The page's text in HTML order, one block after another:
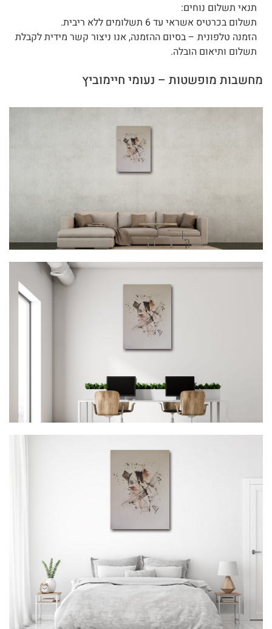
תנאי תשלום נוחים:
תשלום בכרטיס אשראי עד 6 תשלומים ללא ריבית.
הזמנה טלפונית – בסיום ההזמנה, אנו ניצור קשר מידית לקבלת
תשלום ותיאום הובלה.
מחשבות מופשטות – נעומי חיימוביץ